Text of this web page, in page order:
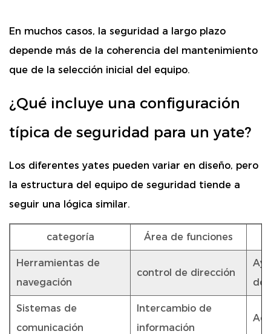
En muchos casos, la seguridad a largo plazo
depende más de la coherencia del mantenimiento
que de la selección inicial del equipo.
¿Qué incluye una configuración
típica de seguridad para un yate?
Los diferentes yates pueden variar en diseño, pero
la estructura del equipo de seguridad tiende a
seguir una lógica similar.
categoría Área de funciones
Herramientas de
navegación
control de dirección
de
Sistemas de
comunicación
Intercambio de
información